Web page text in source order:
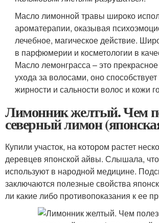
Масло лимонной травы широко
ароматерапии, оказывая
лечебное, магическое действие.
в парфюмерии и косметологии в
Масло лемонграсса – это
ухода за волосами, оно
жирности и сальности волос и кожи
Лимонник желтый. Чем
северный лимон
Купили участок, на котором растет
деревцев японской айвы. Слышала,
используют в народной медицине.
заключаются полезные свойства
ли какие либо противопоказания к ее